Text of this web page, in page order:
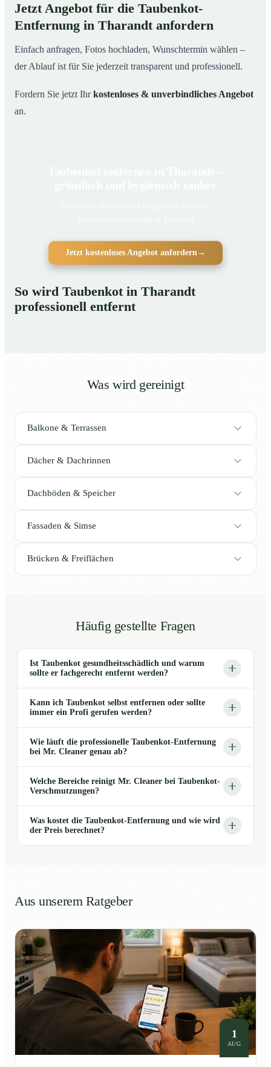
Jetzt Angebot für die Taubenkot-
Entfernung in Tharandt anfordern
Einfach anfragen, Fotos hochladen, Wunschtermin wählen –
der Ablauf ist für Sie jederzeit transparent und professionell.
Fordern Sie jetzt Ihrkostenloses & unverbindliches Angebot
an.
Jetzt kostenloses Angebot anfordern →
So wird Taubenkot in Tharandt
professionell entfernt
Was wird gereinigt
Balkone & Terrassen
Dächer & Dachrinnen
Dachböden & Speicher
Fassaden & Simse
Brücken & Freiflächen
Häufig gestellte Fragen
Ist Taubenkot gesundheitsschädlich und warum
sollte er fachgerecht entfernt werden?
Kann ich Taubenkot selbst entfernen oder sollte
immer ein Profi gerufen werden?
Wie läuft die professionelle Taubenkot-Entfernung
bei Mr. Cleaner genau ab?
Welche Bereiche reinigt Mr. Cleaner bei Taubenkot-
Verschmutzungen?
Was kostet die Taubenkot-Entfernung und wie wird
der Preis berechnet?
Aus unserem Ratgeber
1
AUG